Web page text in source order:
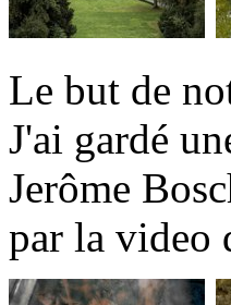
Le but de
J'ai gardé
Jerôme
par la video